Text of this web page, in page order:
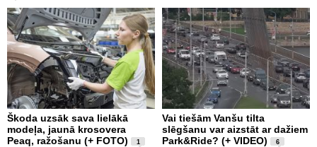
Škoda uzsāk sava lielākā
modeļa, jaunā krosovera
Peaq, ražošanu (+ FOTO)
1
Vai tiešām Vanšu tilta
slēgšanu var aizstāt ar dažiem
Park&Ride? (+ VIDEO)
6